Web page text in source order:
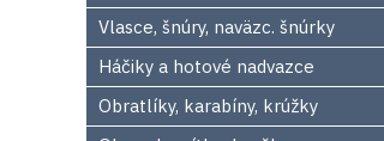
Vlasce, šnúry, naväzc. šnúrky
Háčiky a hotové nadvazce
Obratlíky, karabíny, krúžky